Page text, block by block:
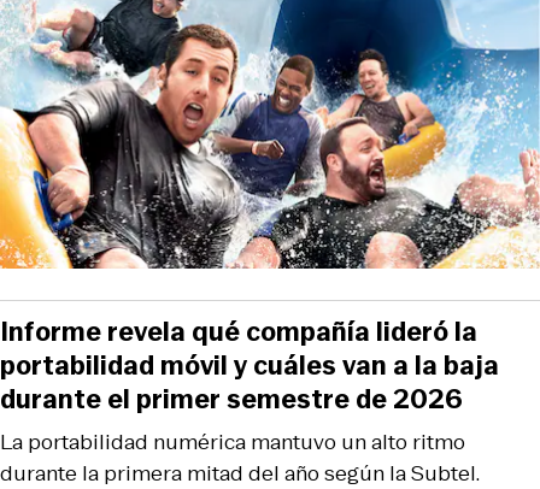
La portabilidad numérica mantuvo un alto ritmo
durante la primera mitad del año según la Subtel.
Informe revela qué compañía lideró la
portabilidad móvil y cuáles van a la baja
durante el primer semestre de 2026